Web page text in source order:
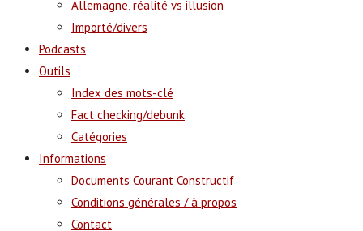
Allemagne, réalité vs illusion
Importé/divers
Podcasts
Outils
Index des mots-clé
Fact checking/debunk
Catégories
Informations
Documents Courant Constructif
Conditions générales / à propos
Contact